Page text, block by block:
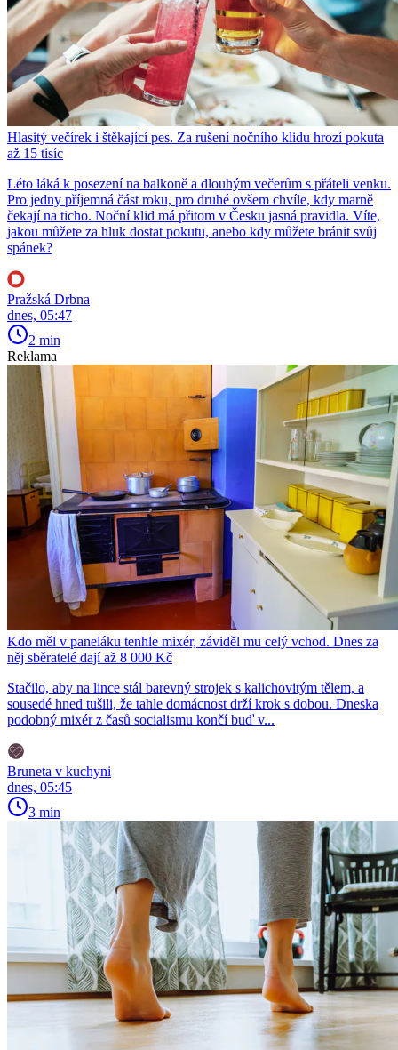
Hlasitý večírek i štěkající pes. Za rušení nočního klidu hrozí pokuta
až 15 tisíc
Léto láká k posezení na balkoně a dlouhým večerům s přáteli venku.
Pro jedny příjemná část roku, pro druhé ovšem chvíle, kdy marně
čekají na ticho. Noční klid má přitom v Česku jasná pravidla. Víte,
jakou můžete za hluk dostat pokutu, anebo kdy můžete bránit svůj
spánek?
Pražská Drbna
dnes, 05:47
2 min
Reklama
Kdo měl v paneláku tenhle mixér, záviděl mu celý vchod. Dnes za
něj sběratelé dají až 8 000 Kč
Stačilo, aby na lince stál barevný strojek s kalichovitým tělem, a
sousedé hned tušili, že tahle domácnost drží krok s dobou. Dneska
podobný mixér z časů socialismu končí buď v...
Bruneta v kuchyni
dnes, 05:45
3 min